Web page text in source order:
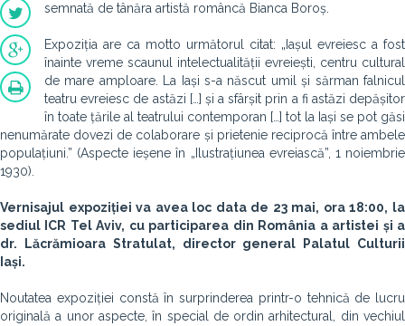
semnată de tânăra artistă româncă Bianca Boroș.
Expoziția are ca motto următorul citat: „Iașul evreiesc a fost
înainte vreme scaunul intelectualității evreiești, centru cultural
de mare amploare. La Iași s-a născut umil și sărman falnicul
teatru evreiesc de astăzi […] și a sfârșit prin a fi astăzi depășitor
în toate țările al teatrului contemporan […] tot la Iași se pot găsi
nenumărate dovezi de colaborare și prietenie reciprocă între ambele
populațiuni.” (Aspecte ieșene în „Ilustrațiunea evreiască”, 1 noiembrie
1930).
Vernisajul expoziției va avea loc data de 23 mai, ora 18:00, la
sediul ICR Tel Aviv, cu participarea din România a artistei și a
dr. Lăcrămioara Stratulat, director general Palatul Culturii
Iași.
Noutatea expoziției constă în surprinderea printr-o tehnică de lucru
originală a unor aspecte, în special de ordin arhitectural, din vechiul